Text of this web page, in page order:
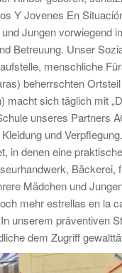
Y Jovenes En
Jungen vorwiegend
Betreuung. Unser
menschliche
beherrschten
macht sich täglich mit
unseres Partners
und
in denen eine
Mädchen und
mehr estrellas en la
unserem präventiven
dem Zugriff